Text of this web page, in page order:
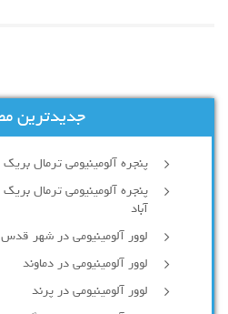
جدیدترین
پنجره آلومینیومی ترمال
پنجره آلومینیومی ترمال
آباد
لوور آلومینیومی در شهر قدس
لوور آلومینیومی در دماوند
لوور آلومینیومی در پرند